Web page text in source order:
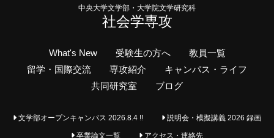
中央大学文学部・大学院文学研究科
社会学専攻
What's New 受験生の方へ
教員一覧
留学・国際交流
専攻紹介
キャンパス・ライフ
共同研究室
ブログ
文学部オープンキャンパス 2026.8.4 !! 説明会・模擬講義 2026 録画
卒業論文一覧 アクセス・連絡先